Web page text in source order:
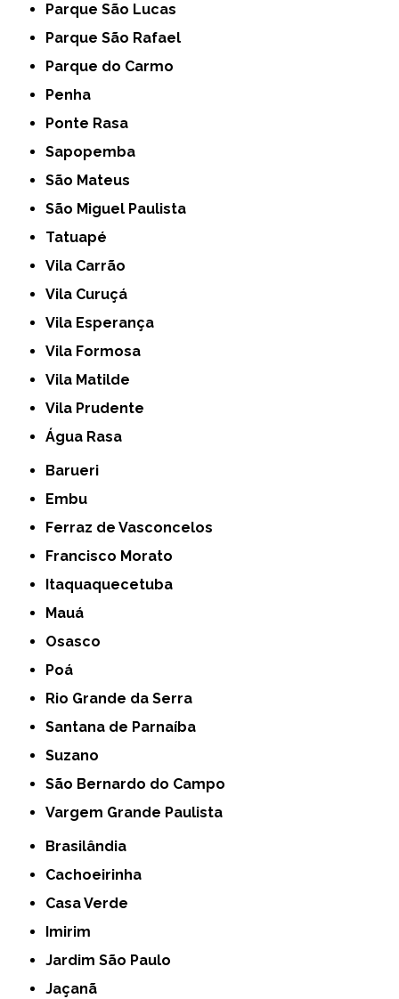
Parque São Lucas
Parque São Rafael
Parque do Carmo
Penha
Ponte Rasa
Sapopemba
São Mateus
São Miguel Paulista
Tatuapé
Vila Carrão
Vila Curuçá
Vila Esperança
Vila Formosa
Vila Matilde
Vila Prudente
Água Rasa
Barueri
Embu
Ferraz de Vasconcelos
Francisco Morato
Itaquaquecetuba
Mauá
Osasco
Poá
Rio Grande da Serra
Santana de Parnaíba
Suzano
São Bernardo do Campo
Vargem Grande Paulista
Brasilândia
Cachoeirinha
Casa Verde
Imirim
Jardim São Paulo
Jaçanã